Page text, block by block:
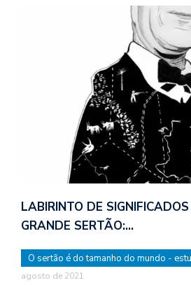
LABIRINTO DE
GRANDE SERTÃO:…
O sertão é do tamanho do mundo -
agosto de 2021